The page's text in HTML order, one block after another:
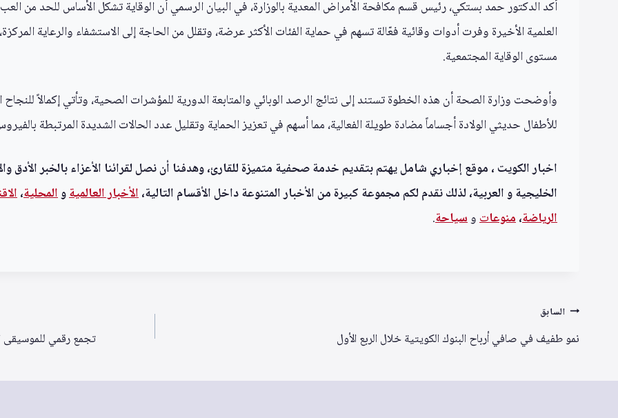
العلمية الأخيرة وفرت أدوات وقائية فعّالة تسهم في حماية الفئات الأكثر عرضة، وتقلل من الحاجة إلى الاستشفاء والرعاية
مستوى الوقاية المجتمعية.
وأوضحت وزارة الصحة أن هذه الخطوة تستند إلى نتائج الرصد الوبائي والمتابعة الدورية للمؤشرات الصحية، وتأتي إكمالاً
للأطفال حديثي الولادة أجساماً مضادة طويلة الفعالية، مما أسهم في تعزيز الحماية وتقليل عدد الحالات الشديدة المرتبطة
اخبار الكويت ، موقع إخباري شامل يهتم بتقديم خدمة صحفية متميزة للقارئ، وهدفنا أن نصل لقرائنا الأعزاء بالخبر الأدق
الخليجية و العربية، لذلك نقدم لكم مجموعة كبيرة من الأخبار المتنوعة داخل الأقسام التالية،الأخبار العالميةوالمحلية،
الرياضة،منوعاتوسياحة.
تصفّح
المقالات
السابق
نمو طفيف في صافي أرباح البنوك الكويتية خلال الربع الأول تجمع رقمي للموسيقى